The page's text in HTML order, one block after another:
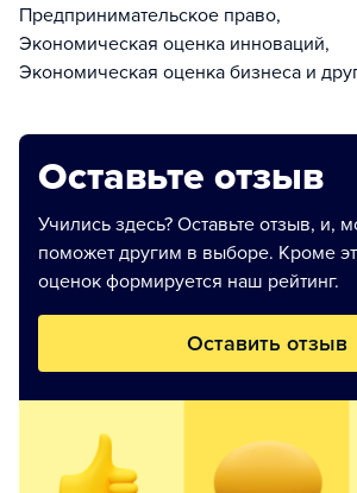
Предпринимательское право,
Экономическая оценка инноваций,
Экономическая оценка бизнеса и
Оставьте отзыв
Учились здесь? Оставьте отзыв, и,
поможет другим в выборе. Кроме
оценок формируется наш рейтинг.
Оставить отзыв